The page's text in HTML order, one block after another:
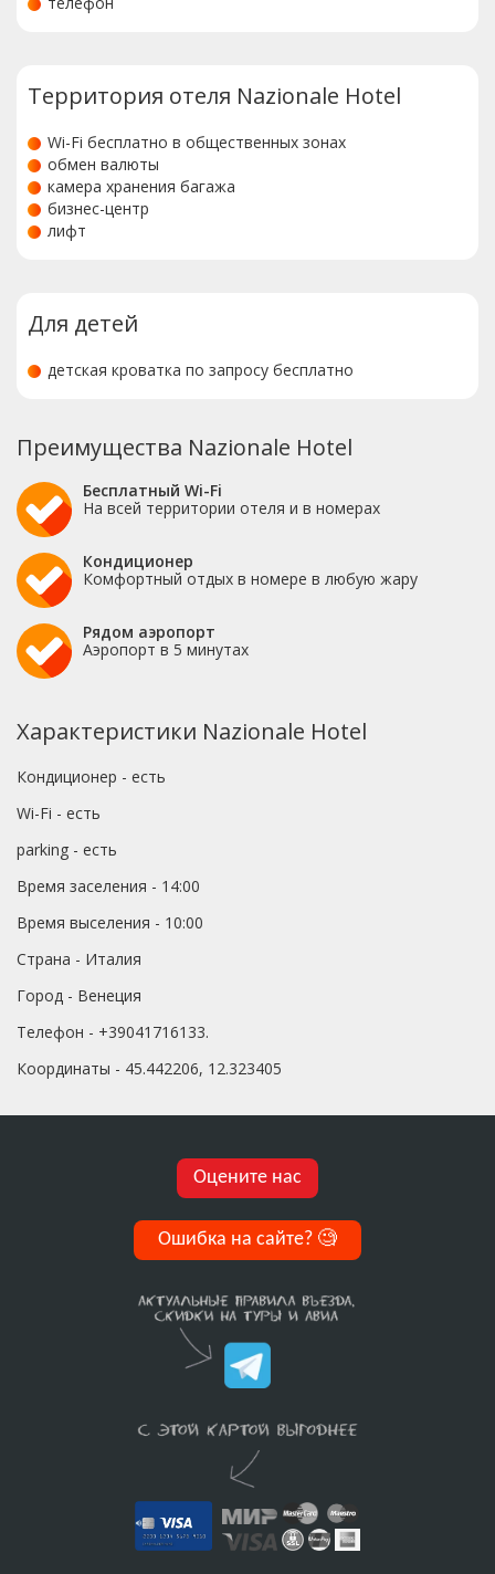
Территория отеля Nazionale Hotel
Wi-Fi бесплатно в общественных зонах
обмен валюты
камера хранения багажа
бизнес-центр
лифт
Для детей
детская кроватка по запросу бесплатно
Преимущества Nazionale Hotel
Бесплатный Wi-Fi
На всей территории отеля и в номерах
Кондиционер
Комфортный отдых в номере в любую жару
Рядом аэропорт
Аэропорт в 5 минутах
Характеристики Nazionale Hotel
Кондиционер - есть
Wi-Fi - есть
parking - есть
Время заселения - 14:00
Время выселения - 10:00
Страна - Италия
Город - Венеция
Телефон - +39041716133.
Координаты - 45.442206, 12.323405
Оцените нас
Ошибка на сайте? 🧐